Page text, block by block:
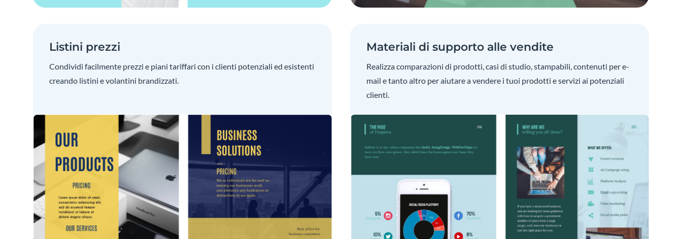
Listini prezzi
Condividi facilmente prezzi e piani tariffari con i clienti potenziali ed esistenti
creando listini e volantini brandizzati.
Materiali di supporto alle vendite
Realizza comparazioni di prodotti, casi di studio, stampabili, contenuti per e-
mail e tanto altro per aiutare a vendere i tuoi prodotti e servizi ai potenziali
clienti.